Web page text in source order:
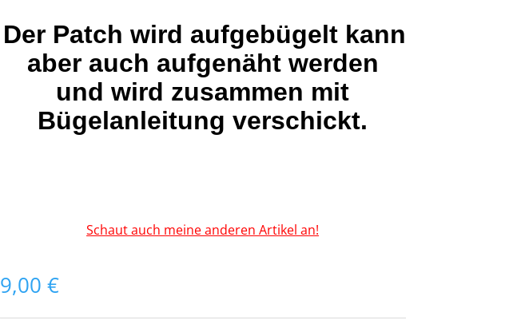
Der Patch wird aufgebügelt kann
aber auch aufgenäht werden
und wird zusammen mit
Bügelanleitung verschickt.
Schaut auch meine anderen Artikel an!
9,00 €